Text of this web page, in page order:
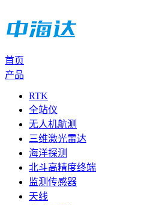
首页
产品
RTK
全站仪
无人机航测
三维激光雷达
海洋探测
北斗高精度终端
监测传感器
天线